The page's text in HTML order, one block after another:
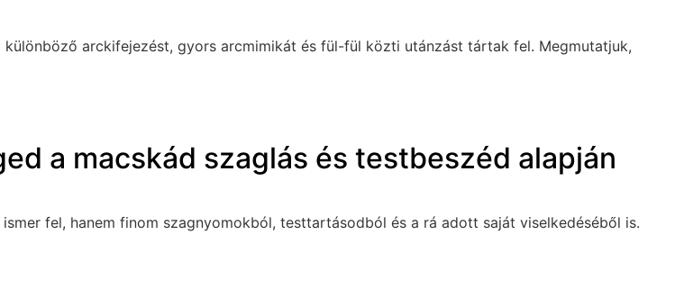
arckifejezést, gyors arcmimikát és fül-fül közti utánzást tártak fel. Megmutatjuk,
a macskád szaglás és testbeszéd alapján
fel, hanem finom szagnyomokból, testtartásodból és a rá adott saját viselkedéséből is.